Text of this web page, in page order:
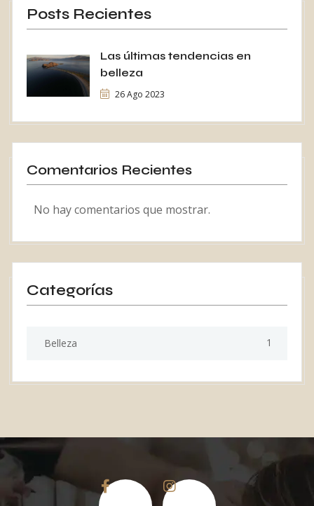
Posts Recientes
Las últimas tendencias en
belleza
26 Ago 2023
Comentarios Recientes
No hay comentarios que mostrar.
Categorías
Belleza 1